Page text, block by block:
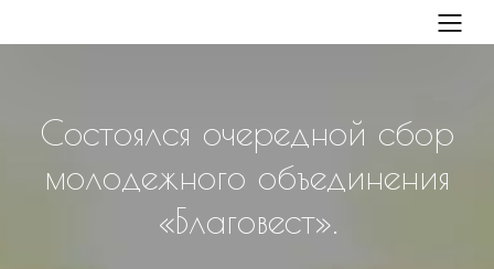
Состоялся очередной сбор
молодежного объединения
«Благовест».